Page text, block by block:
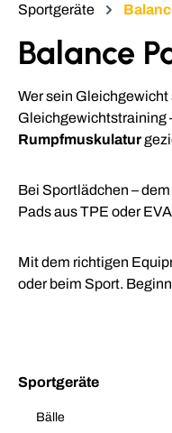
Sportgeräte
Balance
Wer sein
Gleichgewichtstraining
Rumpfmuskulatur
Bei Sportlädchen – dem
Pads aus TPE oder
Mit dem richtigen
oder beim Sport.
Sportgeräte
Bälle